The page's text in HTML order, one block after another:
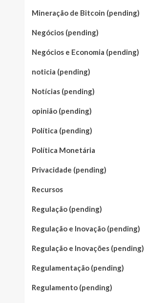
Mineração de Bitcoin (pending)
Negócios (pending)
Negócios e Economia (pending)
noticia (pending)
Notícias (pending)
opinião (pending)
Política (pending)
Política Monetária
Privacidade (pending)
Recursos
Regulação (pending)
Regulação e Inovação (pending)
Regulação e Inovações (pending)
Regulamentação (pending)
Regulamento (pending)